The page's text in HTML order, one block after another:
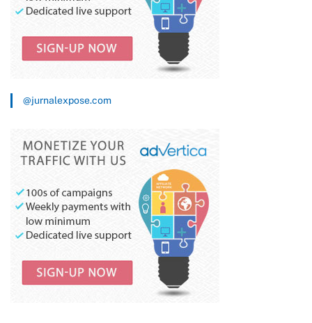
@jurnalexpose.com